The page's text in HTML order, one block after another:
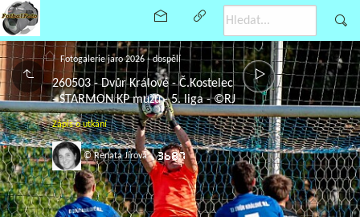
Fotogalerie jaro 2026 - dospělí
260503 - Dvůr Králové - Č.Kostelec
- STARMON KP mužů - 5. liga - ©RJ
Zápis o utkání
© Renata Jírová